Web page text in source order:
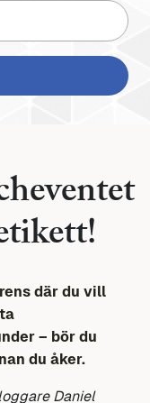
där du vill
– bör du
du åker.
Daniel